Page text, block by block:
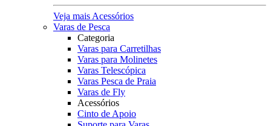
Veja mais Acessórios
Varas de Pesca
Categoria
Varas para Carretilhas
Varas para Molinetes
Varas Telescópica
Varas Pesca de Praia
Varas de Fly
Acessórios
Cinto de Apoio